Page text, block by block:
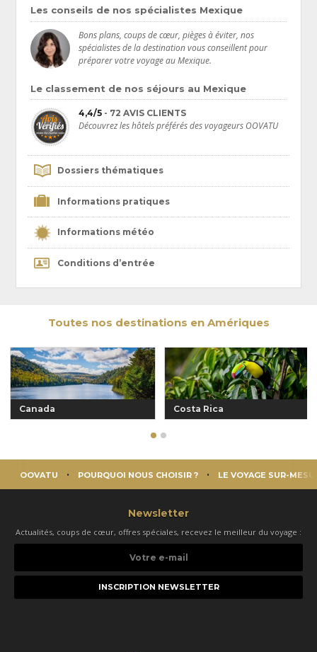
planète, son train de vie festif, ses plages paradisiaques et sa faune
unique, leMexiquen’a pas fini de vous séduire.
Les conseils de nos spécialistes Mexique
Bons plans, coups de cœur, pièges à éviter, nos
spécialistes de la destination vous conseillent pour
préparer votre voyage au Mexique.
Le classement de nos séjours au Mexique
4,4/5 - 72 AVIS CLIENTS
Découvrez les hôtels préférés des voyageurs OOVATU
Dossiers thématiques
Informations pratiques
Informations météo
Conditions d’entrée
Toutes nos destinations en Amériques
Canada Costa Rica
OOVATU POURQUOI NOUS CHOISIR ? LE VOYAGE SUR-
Newsletter
Actualités, coups de cœur, offres spéciales, recevez le meilleur du voyage :
e-